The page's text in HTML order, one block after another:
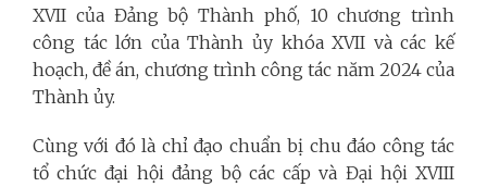
XVII của Đảng bộ Thành phố, 10 chương trình
công tác lớn của Thành ủy khóa XVII và các kế
hoạch, đề án, chương trình công tác năm 2024 của
Thành ủy.
Cùng với đó là chỉ đạo chuẩn bị chu đáo công tác
tổ chức đại hội đảng bộ các cấp và Đại hội XVIII